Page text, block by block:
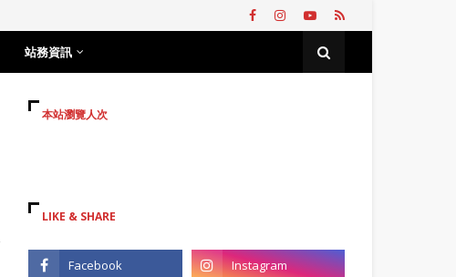
站務資訊
本站瀏覽人次
LIKE & SHARE